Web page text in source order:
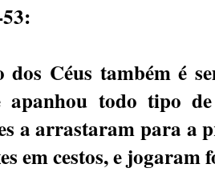
dos Céus também é
apanhou todo tipo
a arrastaram para a
em cestos, e